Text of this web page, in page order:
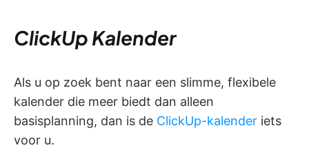
ClickUp Kalender
Als u op zoek bent naar een slimme, flexibele
kalender die meer biedt dan alleen
basisplanning, dan is de ClickUp-kalender iets
voor u.